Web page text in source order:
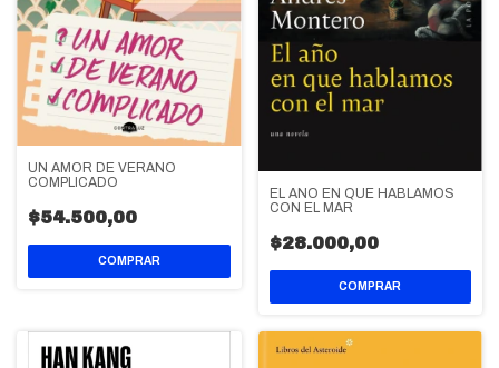
UN AMOR DE VERANO
COMPLICADO
$54.500,00
EL AÑO EN QUE HABLAMOS
CON EL MAR
$28.000,00